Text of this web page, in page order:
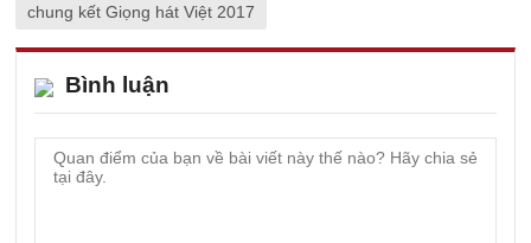
chung kết Giọng hát Việt 2017
Bình luận